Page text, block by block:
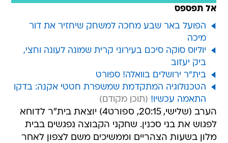
אל תפספס
הפועל באר שבע מחכה למשחק שיחזיר את דור
מיכה
יוליוס סוקה סיכם בעירוני קרית שמונה לעונה וחצי,
ביק יעזוב
בית"ר ירושלים בוואלה! ספורט
הטכנולוגיה המתקדמת שמשפרת חטטי אקנה: בדקו
התאמה עכשיו!
הערב (שלישי, 20:15, ספורט4) יוצאת בית"ר לדוחא
לפגוש את בני סכנין. שחקני הקבוצה נפגשים בבית
מלון בשעות הצהריים וממשיכים משם לצפון לאחר